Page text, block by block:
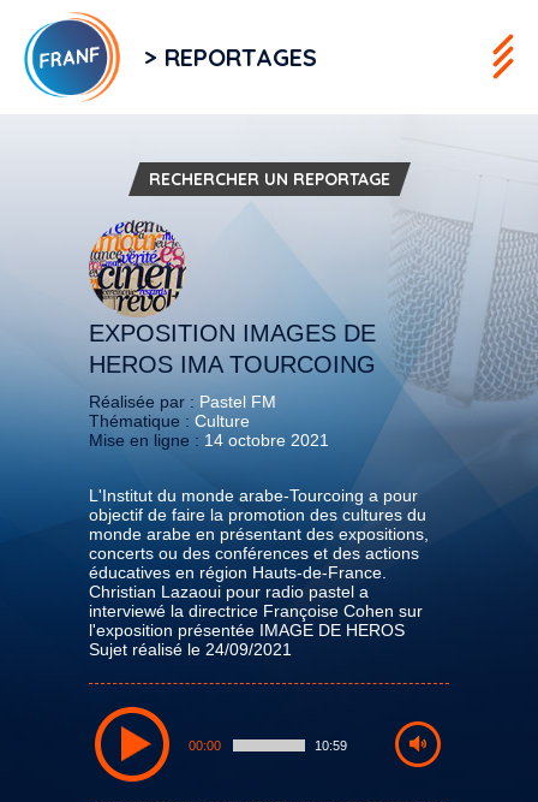
> REPORTAGES
RECHERCHER UN REPORTAGE
EXPOSITION IMAGES DE
HEROS IMA TOURCOING
Réalisée par : Pastel FM
Thématique : Culture
Mise en ligne : 14 octobre 2021
L'Institut du monde arabe-Tourcoing a pour
objectif de faire la promotion des cultures du
monde arabe en présentant des expositions,
concerts ou des conférences et des actions
éducatives en région Hauts-de-France.
Christian Lazaoui pour radio pastel a
interviewé la directrice Françoise Cohen sur
l'exposition présentée IMAGE DE HEROS
Sujet réalisé le 24/09/2021
00:00 10:59